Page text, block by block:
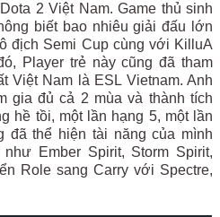
2 Việt Nam. Game thủ sinh
biết bao nhiêu giải đấu lớn
địch Semi Cup cùng với KilluA
Player trẻ này cũng đã tham
Việt Nam là ESL Vietnam. Anh
gia đủ cả 2 mùa và thành tích
hề tồi, một lần hạng 5, một lần
đã thể hiện tài năng của mình
Ember Spirit, Storm Spirit,
Role sang Carry với Spectre,